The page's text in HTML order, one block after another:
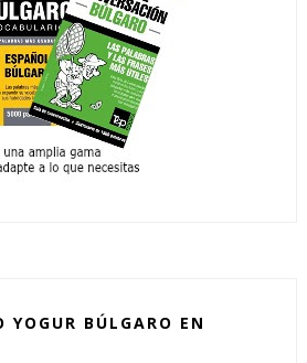
YOGUR BÚLGARO EN